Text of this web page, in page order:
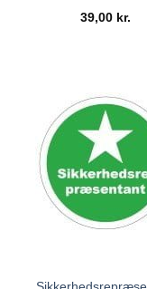
39,00 kr.